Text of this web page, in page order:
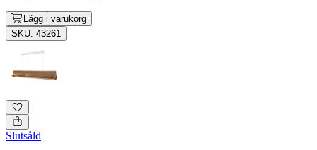
Lägg i varukorg
SKU: 43261
Slutsåld